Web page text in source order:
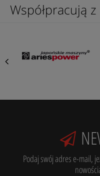
Współpracują
Podaj swój adres e-mail,